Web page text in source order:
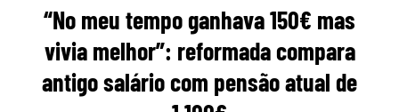
“No meu tempo ganhava 150€ mas
vivia melhor”: reformada compara
antigo salário com pensão atual de